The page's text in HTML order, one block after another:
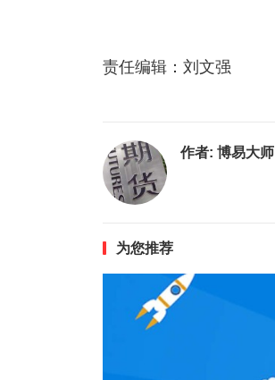
责任编辑：刘文强
作者: 博易大师
为您推荐